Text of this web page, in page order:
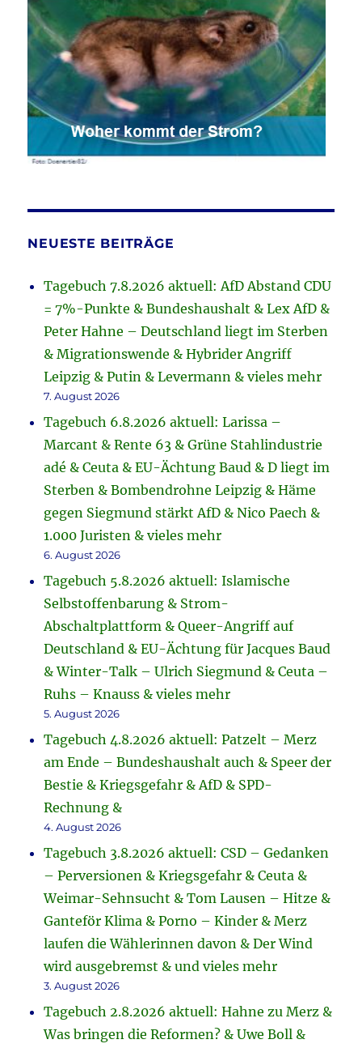
NEUESTE BEITRÄGE
Tagebuch 7.8.2026 aktuell: AfD Abstand CDU
= 7%-Punkte & Bundeshaushalt & Lex AfD &
Peter Hahne – Deutschland liegt im Sterben
& Migrationswende & Hybrider Angriff
Leipzig & Putin & Levermann & vieles mehr
7. August 2026
Tagebuch 6.8.2026 aktuell: Larissa –
Marcant & Rente 63 & Grüne Stahlindustrie
adé & Ceuta & EU-Ächtung Baud & D liegt im
Sterben & Bombendrohne Leipzig & Häme
gegen Siegmund stärkt AfD & Nico Paech &
1.000 Juristen & vieles mehr
6. August 2026
Tagebuch 5.8.2026 aktuell: Islamische
Selbstoffenbarung & Strom-
Abschaltplattform & Queer-Angriff auf
Deutschland & EU-Ächtung für Jacques Baud
& Winter-Talk – Ulrich Siegmund & Ceuta –
Ruhs – Knauss & vieles mehr
5. August 2026
Tagebuch 4.8.2026 aktuell: Patzelt – Merz
am Ende – Bundeshaushalt auch & Speer der
Bestie & Kriegsgefahr & AfD & SPD-
Rechnung &
4. August 2026
Tagebuch 3.8.2026 aktuell: CSD – Gedanken
– Perversionen & Kriegsgefahr & Ceuta &
Weimar-Sehnsucht & Tom Lausen – Hitze &
Ganteför Klima & Porno – Kinder & Merz
laufen die Wählerinnen davon & Der Wind
wird ausgebremst & und vieles mehr
3. August 2026
Tagebuch 2.8.2026 aktuell: Hahne zu Merz &
Was bringen die Reformen? & Uwe Boll &